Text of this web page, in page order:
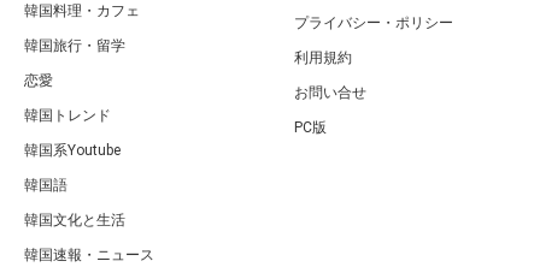
韓国料理・カフェ
韓国旅行・留学
恋愛
韓国トレンド
韓国系Youtube
韓国語
韓国文化と生活
韓国速報・ニュース
プライバシー・ポリシー
利用規約
お問い合せ
PC版